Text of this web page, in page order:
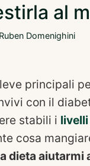
al
Ruben Domenighini
principali
con il
stabili i
cosa
dieta aiutarmi